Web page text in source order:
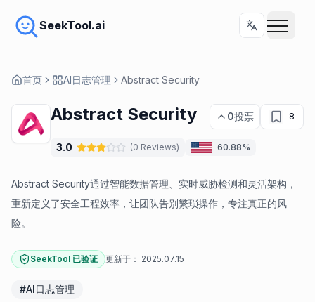
SeekTool.ai
首页 AI日志管理 Abstract Security
Abstract Security 0投票 8
3.0 (0 Reviews) 60.88%
Abstract Security通过智能数据管理、实时威胁检测和灵活架构，
重新定义了安全工程效率，让团队告别繁琐操作，专注真正的风
险。
SeekTool 已验证 更新于： 2025.07.15
#AI日志管理